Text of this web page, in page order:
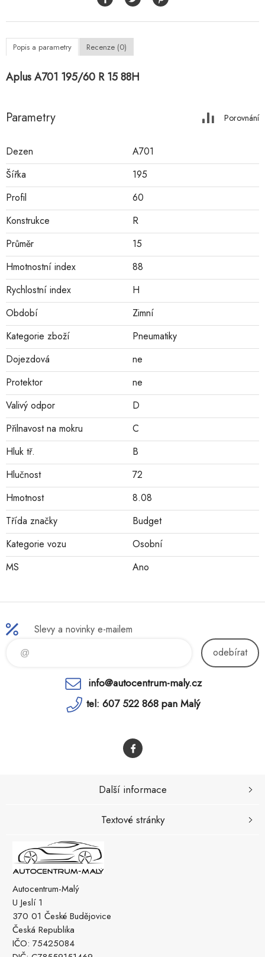
Popis a parametry Recenze (0)
Aplus A701 195/60 R 15 88H
Parametry Porovnání
Dezen
A701
Šířka
195
Profil
60
Konstrukce
R
Průměr
15
Hmotnostní index
88
Rychlostní index
H
Období
Zimní
Kategorie zboží
Pneumatiky
Dojezdová
ne
Protektor
ne
Valivý odpor
D
Přilnavost na mokru
C
Hluk tř.
B
Hlučnost
72
Hmotnost
8.08
Třída značky
Budget
Kategorie vozu
Osobní
MS
Ano
Slevy a novinky e-mailem
odebírat
info@autocentrum-maly.cz
tel: 607 522 868 pan Malý
Autocentrum-Malý
U Jeslí 1
370 01 České Budějovice
Česká Republika
IČO: 75425084
Další informace
Textové stránky